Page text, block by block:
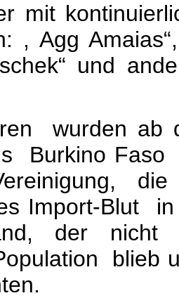
mit
, Agg
und
wurden
Burkino
Import-Blut
der